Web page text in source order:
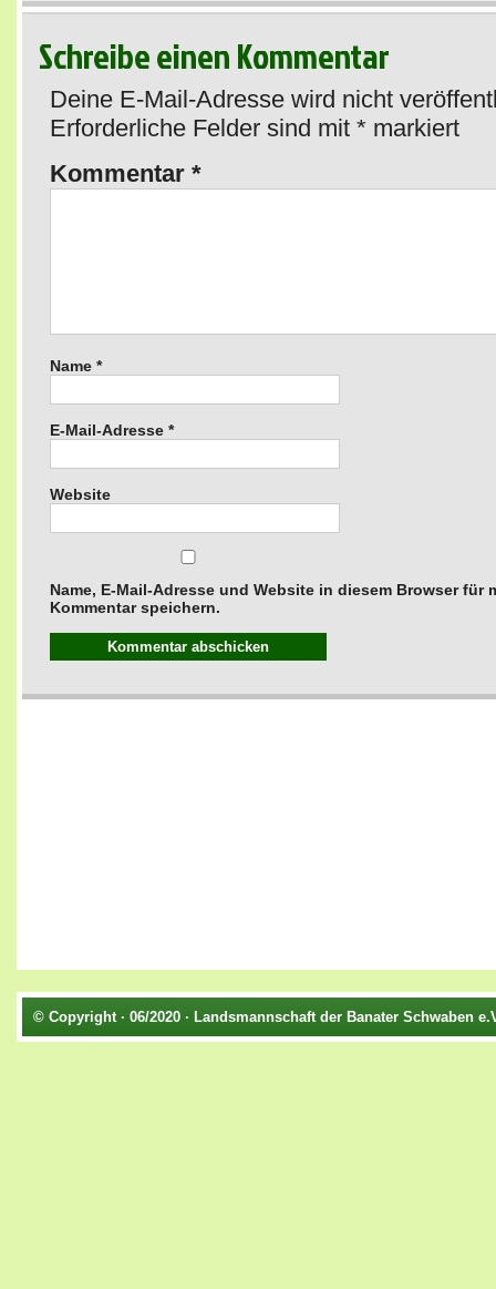
Schreibe einen Kommentar
Deine E-Mail-Adresse wird nicht
Erforderliche Felder sind mit * markiert
Kommentar *
Name *
E-Mail-Adresse *
Website
Name, E-Mail-Adresse und Website in diesem Browser für
Kommentar speichern.
© Copyright · 06/2020 · Landsmannschaft der Banater Schwaben